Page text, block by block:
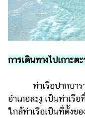
การเดินทางไปเกาะตะ
ท่าเรือปากบา
อำเภอละงู เป็นท่าเรื
ใกล้ท่าเรือเป็นที่ตั้งข